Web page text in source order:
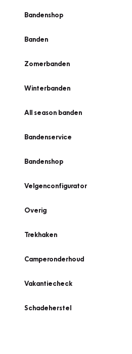
Bandenshop
Banden
Zomerbanden
Winterbanden
All season banden
Bandenservice
Bandenshop
Velgenconfigurator
Overig
Trekhaken
Camperonderhoud
Vakantiecheck
Schadeherstel